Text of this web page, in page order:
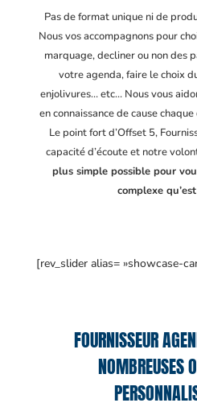
Pas de format unique ni de
Nous vos accompagnons pour
marquage, decliner ou non des
votre agenda, faire le choix
enjolivures… etc… Nous vous
en connaissance de cause
Le point fort d’Offset 5,
capacité d’écoute et notre
plus simple possible pour
complexe
[rev_slider alias= »showcase-
FOURNISSEUR
NOMBREUSES